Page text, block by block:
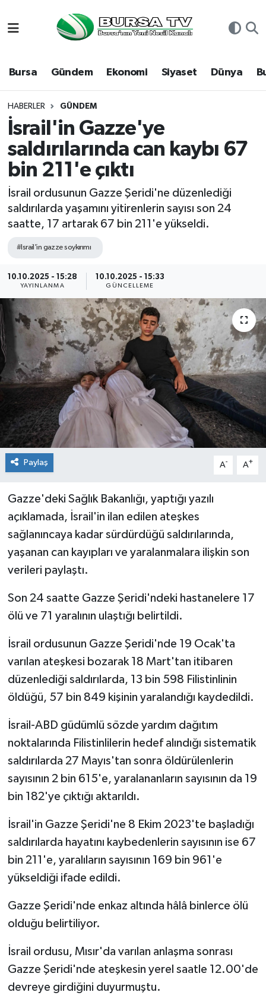
Bursa Gündem Ekonomi Siyaset Dünya
HABERLER GÜNDEM
İsrail'in Gazze'ye
saldırılarında can kaybı 67
bin 211'e çıktı
İsrail ordusunun Gazze Şeridi'ne düzenlediği
saldırılarda yaşamını yitirenlerin sayısı son 24
saatte, 17 artarak 67 bin 211'e yükseldi.
#Israil'in gazze soykırımı
10.10.2025 - 15:28
YAYINLANMA
10.10.2025 - 15:33
GÜNCELLEME
Paylaş A- A+
Gazze'deki Sağlık Bakanlığı, yaptığı yazılı
açıklamada, İsrail'in ilan edilen ateşkes
sağlanıncaya kadar sürdürdüğü saldırılarında,
yaşanan can kayıpları ve yaralanmalara ilişkin son
verileri paylaştı.
Son 24 saatte Gazze Şeridi'ndeki hastanelere 17
ölü ve 71 yaralının ulaştığı belirtildi.
İsrail ordusunun Gazze Şeridi'nde 19 Ocak'ta
varılan ateşkesi bozarak 18 Mart'tan itibaren
düzenlediği saldırılarda, 13 bin 598 Filistinlinin
öldüğü, 57 bin 849 kişinin yaralandığı kaydedildi.
İsrail-ABD güdümlü sözde yardım dağıtım
noktalarında Filistinlilerin hedef alındığı sistematik
saldırılarda 27 Mayıs'tan sonra öldürülenlerin
sayısının 2 bin 615'e, yaralananların sayısının da 19
bin 182'ye çıktığı aktarıldı.
İsrail'in Gazze Şeridi'ne 8 Ekim 2023'te başladığı
saldırılarda hayatını kaybedenlerin sayısının ise 67
bin 211'e, yaralıların sayısının 169 bin 961'e
yükseldiği ifade edildi.
Gazze Şeridi'nde enkaz altında hâlâ binlerce ölü
olduğu belirtiliyor.
İsrail ordusu, Mısır'da varılan anlaşma sonrası
Gazze Şeridi'nde ateşkesin yerel saatle 12.00'de
devreye girdiğini duyurmuştu.
Bursa
Dünya
Eğitim
Ekonomi
Genel
Gündem
Sağlık
Siyaset
Spor
Teknoloji
Türkiye
Hava Durumu
Namaz Vakitleri
Trafik Durumu
Süper Lig Puan Durumu ve Fikstür
Tüm Manşetler
Son Dakika Haberleri